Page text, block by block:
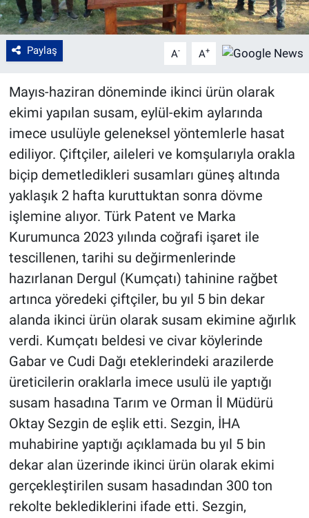
Paylaş A- A+
Mayıs-haziran döneminde ikinci ürün olarak
ekimi yapılan susam, eylül-ekim aylarında
imece usulüyle geleneksel yöntemlerle hasat
ediliyor. Çiftçiler, aileleri ve komşularıyla orakla
biçip demetledikleri susamları güneş altında
yaklaşık 2 hafta kuruttuktan sonra dövme
işlemine alıyor. Türk Patent ve Marka
Kurumunca 2023 yılında coğrafi işaret ile
tescillenen, tarihi su değirmenlerinde
hazırlanan Dergul (Kumçatı) tahinine rağbet
artınca yöredeki çiftçiler, bu yıl 5 bin dekar
alanda ikinci ürün olarak susam ekimine ağırlık
verdi. Kumçatı beldesi ve civar köylerinde
Gabar ve Cudi Dağı eteklerindeki arazilerde
üreticilerin oraklarla imece usulü ile yaptığı
susam hasadına Tarım ve Orman İl Müdürü
Oktay Sezgin de eşlik etti. Sezgin, İHA
muhabirine yaptığı açıklamada bu yıl 5 bin
dekar alan üzerinde ikinci ürün olarak ekimi
gerçekleştirilen susam hasadından 300 ton
rekolte beklediklerini ifade etti. Sezgin,